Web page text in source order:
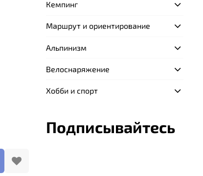
Кемпинг
Маршрут и ориентирование
Альпинизм
Велоснаряжение
Хобби и спорт
Подписывайтесь